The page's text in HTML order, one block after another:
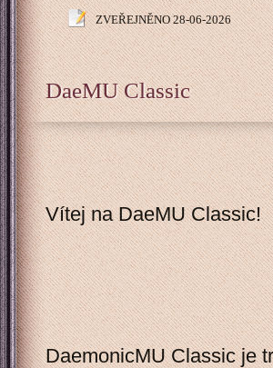
ZVEŘEJNĚNO 28-06-2026
DaeMU Classic
Vítej na DaeMU Classic!
DaemonicMU Classic je